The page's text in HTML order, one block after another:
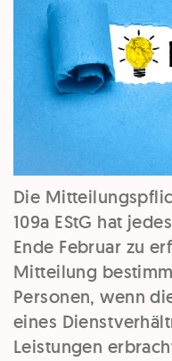
Die
109a EStG hat
Ende Februar zu
Mitteilung
Personen, wenn
eines
Leistungen